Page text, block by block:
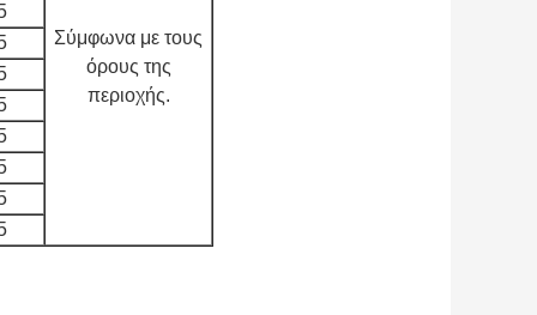
Σύμφωνα με τους
όρους της
περιοχής.